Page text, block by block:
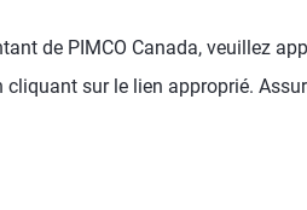
de PIMCO Canada, veuillez
sur le lien approprié.